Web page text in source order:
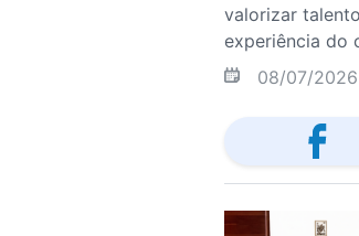
valorizar
experiência do
08/07/2026